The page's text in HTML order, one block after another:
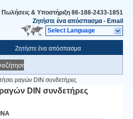
Πωλήσεις & Υποστήριξη 86-188-2433-1851
Ζητήστε ένα απόσπασμα - Email
Select Language
Ζητήστε ένα απόσπασμα
ραγών DIN συνδετήρες
DIN συνδετήρες